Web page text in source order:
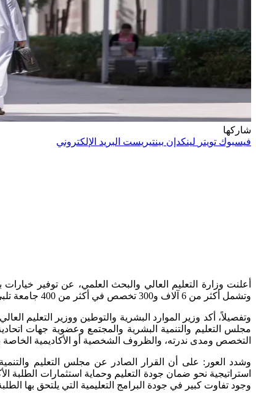
شاركها
فيسبوك تويتر لينكدإن بينتيريست البريد الإلكتروني
أعلنت وزارة التعليم العالي والبحث العلمي، عن توفير
وتشمل أكثر من 6 آلاف و300 تخصص في أكثر من 400 جامعة تلبي معايير جودة التعليم في أكثر من 40 دولة، إضافة إلى الخيارات الممتازة المتوفرة محلياً، ما يضمن تنوعاً وتوازناً في فرص التعليم.
وتفصيلاً، أكد وزير الموارد البشرية والتوطين ووزير التعليم
مجلس التعليم والتنمية البشرية والمجتمع وعضوية جهات
التخصص ومدى ندرته، والظروف الشخصية أو الأكاديمية الخاصة
وشدد العور: على أن القرار الصادر عن مجلس التعليم
استراتيجية نحو ضمان جودة التعليم وحماية استثمارات الطلبة
وجود تفاوت كبير في جودة البرامج التعليمية التي يلتحق بها